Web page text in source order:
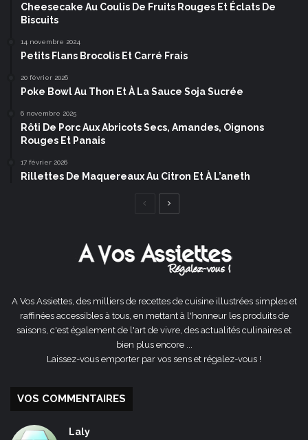
Cheesecake Au Coulis De Fruits Rouges Et Éclats De
Biscuits
14 novembre 2024
Petits Flans Brocolis Et Carré Frais
20 février 2026
Poke Bowl Au Thon Et À La Sauce Soja Sucrée
6 novembre 2025
Rôti De Porc Aux Abricots Secs, Amandes, Oignons
Rouges Et Panais
17 février 2026
Rillettes De Maquereaux Au Citron Et À L’aneth
Page
A Vos Assiettes, des milliers de recettes de cuisine illustrées simples et
raffinées accessibles à tous, en mettant à l'honneur les produits de
saisons, c'est également de l'art de vivre, des actualités culinaires et
bien plus encore ...
Laissez-vous emporter par vos sens et régalez-vous !
VOS COMMENTAIRES
Laly